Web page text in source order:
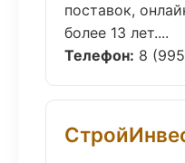
поставок,
более 13 лет....
Телефон: 8